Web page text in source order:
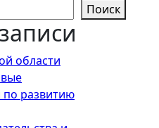
Поиск
области
развитию